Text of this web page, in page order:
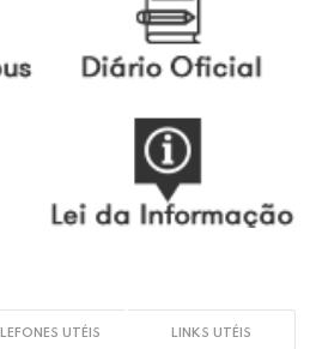
UTÉIS LINKS UTÉIS